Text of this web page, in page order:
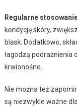
Regularne
kondycję skóry,
blask. Dodatkowo,
łagodzą podrażnienia
krwionośne.
Nie można też
są niezwykle ważne